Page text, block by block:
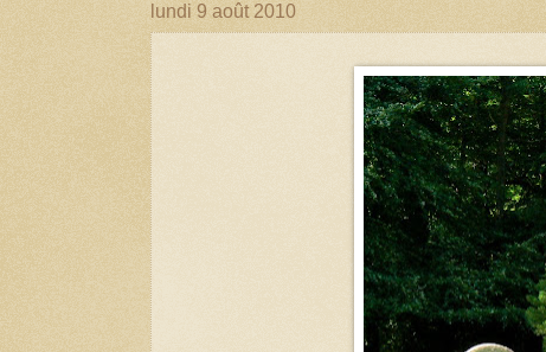
lundi 9 août 2010